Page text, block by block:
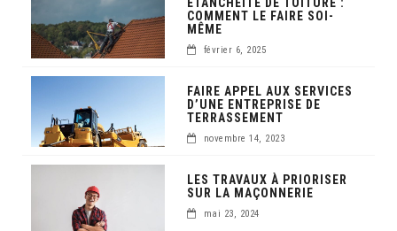
COMMENT LE FAIRE SOI-
MÊME
février 6, 2025
FAIRE APPEL AUX SERVICES
D’UNE ENTREPRISE DE
TERRASSEMENT
novembre 14, 2023
LES TRAVAUX À PRIORISER
SUR LA MAÇONNERIE
mai 23, 2024